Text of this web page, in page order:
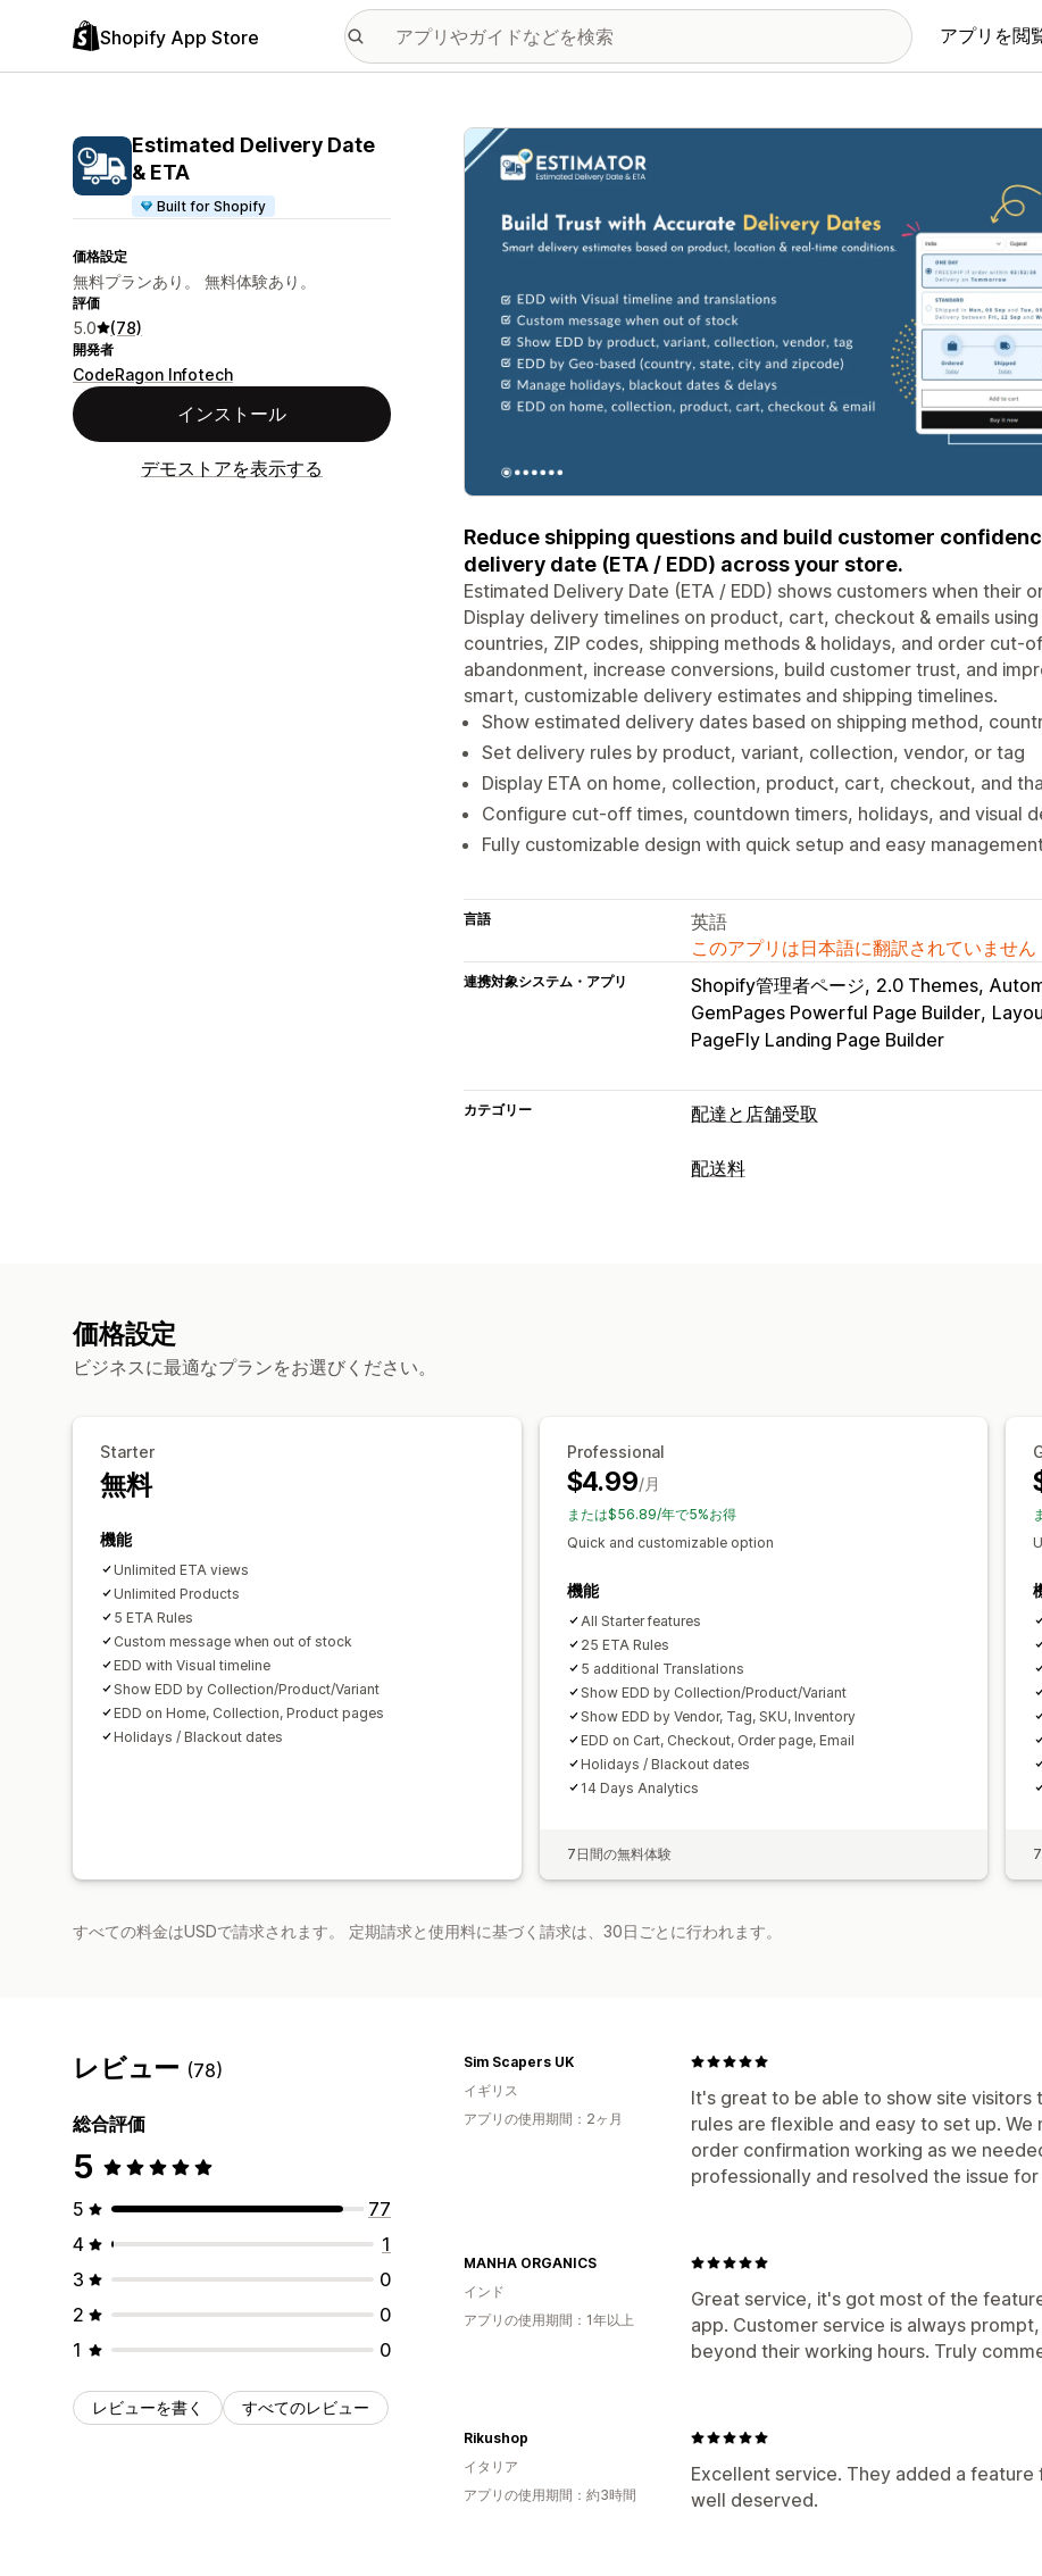
Shopify App Store アプリを閲
Estimated Delivery Date
& ETA
Built for Shopify
価格設定
無料プランあり。 無料体験あり。
評価
5.0 (78)
開発者
CodeRagon Infotech
インストール
デモストアを表示する
特集の画像ギャラリー
Reduce shipping questions and build customer
delivery date (ETA / EDD) across your store.
Estimated Delivery Date (ETA / EDD) shows customers when their
Display delivery timelines on product, cart, checkout & emails
countries, ZIP codes, shipping methods & holidays, and order cut-
abandonment, increase conversions, build customer trust, and
smart, customizable delivery estimates and shipping timelines.
Show estimated delivery dates based on shipping method,
Set delivery rules by product, variant, collection, vendor, or tag
Display ETA on home, collection, product, cart, checkout, and
Configure cut-off times, countdown timers, holidays, and visual
Fully customizable design with quick setup and easy
言語
英語
このアプリは日本語に翻訳されていません
連携対象システム・アプリ Shopify管理者ページ 2.0 Themes
GemPages Powerful Page Builder
PageFly Landing Page Builder
カテゴリー 配達と店舗受取
配達オプション
配送料
価格設定
ビジネスに最適なプランをお選びください。
Starter
無料
機能
Unlimited ETA views
Unlimited Products
5 ETA Rules
Custom message when out of stock
EDD with Visual timeline
Show EDD by Collection/Product/Variant
EDD on Home, Collection, Product pages
Holidays / Blackout dates
Professional
$4.99/月
または$56.89/年で5%お得
Quick and customizable option
機能
All Starter features
25 ETA Rules
5 additional Translations
Show EDD by Collection/Product/Variant
Show EDD by Vendor, Tag, SKU, Inventory
EDD on Cart, Checkout, Order page, Email
Holidays / Blackout dates
14 Days Analytics
7日間の無料体験
すべての料金はUSDで請求されます。 定期請求と使用料に基づく請求は、30日ごとに行われます。
レビュー (78)
総合評価
5
5
77
4
1
3
0
2
0
1
0
レビューを書く すべてのレビュー
It's great to be able to show site visitors
rules are flexible and easy to set up.
order confirmation working as we
professionally and resolved the issue
Sim Scapers UK
イギリス
アプリの使用期間：2ヶ月
Great service, it's got most of the
app. Customer service is always
beyond their working hours. Truly
MANHA ORGANICS
インド
アプリの使用期間：1年以上
Excellent service. They added a feature
well deserved.
Rikushop
イタリア
アプリの使用期間：約3時間